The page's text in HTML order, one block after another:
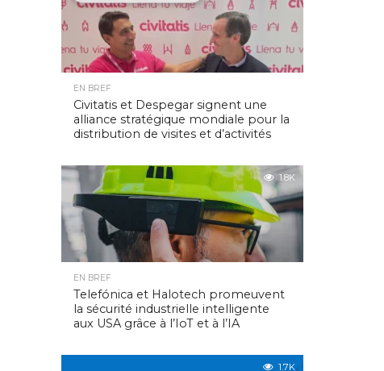
EN BREF
Civitatis et Despegar signent une
alliance stratégique mondiale pour la
distribution de visites et d’activités
1.8K
EN BREF
Telefónica et Halotech promeuvent
la sécurité industrielle intelligente
aux USA grâce à l’IoT et à l’IA
1.7K